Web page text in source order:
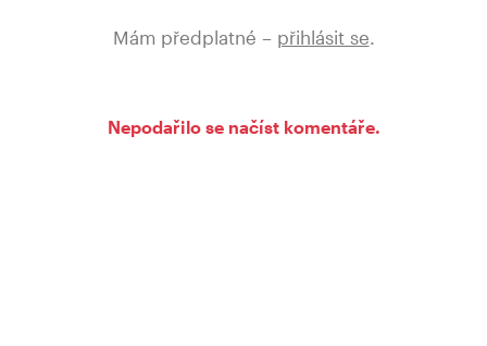
Mám předplatné – přihlásit se
Nepodařilo se načíst komentáře.